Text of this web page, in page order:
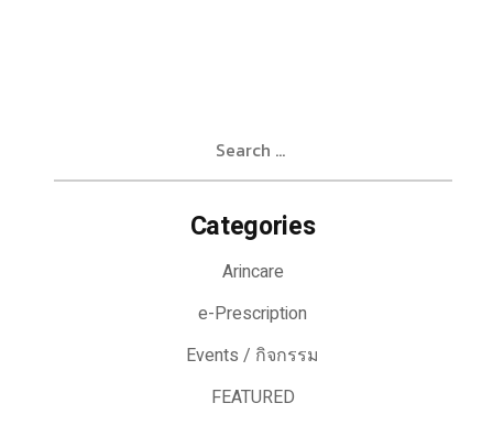
Categories
Arincare
e-Prescription
Events / กิจกรรม
FEATURED